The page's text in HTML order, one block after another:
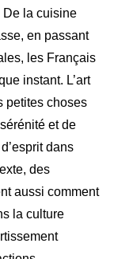
De la cuisine
en passant
les Français
instant. L’art
petites choses
et de
dans
des
aussi comment
la culture